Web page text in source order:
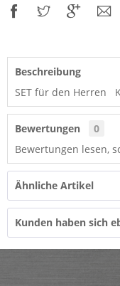
Beschreibung
SET für den Herren
Bewertungen
0
Bewertungen lesen,
Ähnliche Artikel
Kunden haben sich